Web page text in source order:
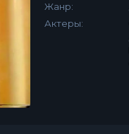
Жанр:
Актеры: